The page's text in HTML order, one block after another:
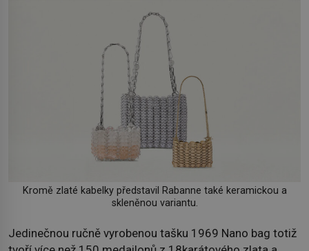
Kromě zlaté kabelky představil Rabanne také keramickou a
skleněnou variantu.
Jedinečnou ručně vyrobenou tašku 1969 Nano bag totiž